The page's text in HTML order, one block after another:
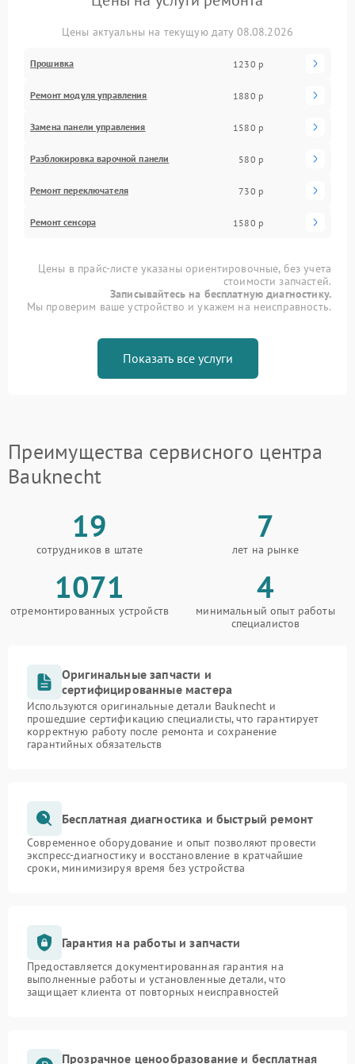
Цены актуальны на текущую дату 08.08.2026
Прошивка 1230 р
Ремонт модуля управления 1880 р
Замена панели управления 1580 р
Разблокировка варочной панели 580 р
Ремонт переключателя 730 р
Ремонт сенсора 1580 р
Цены в прайс-листе указаны ориентировочные, без учета
стоимости запчастей.
Записывайтесь на бесплатную диагностику.
Мы проверим ваше устройство и укажем на неисправность.
Показать все услуги
Преимущества сервисного центра
Bauknecht
19
сотрудников в штате
7
лет на рынке
1071
отремонтированных устройств
4
минимальный опыт работы
специалистов
Оригинальные запчасти и
сертифицированные мастера
Используются оригинальные детали Bauknecht и
прошедшие сертификацию специалисты, что гарантирует
корректную работу после ремонта и сохранение
гарантийных обязательств
Бесплатная диагностика и быстрый ремонт
Современное оборудование и опыт позволяют провести
экспресс-диагностику и восстановление в кратчайшие
сроки, минимизируя время без устройства
Гарантия на работы и запчасти
Предоставляется документированная гарантия на
выполненные работы и установленные детали, что
защищает клиента от повторных неисправностей
Прозрачное ценообразование и бесплатная